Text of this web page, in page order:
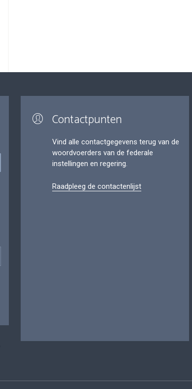
Contactpunten
Vind alle contactgegevens terug van de
woordvoerders van de federale
instellingen en regering.
Raadpleeg de contactenlijst